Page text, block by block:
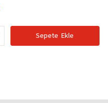
Sepete Ekle